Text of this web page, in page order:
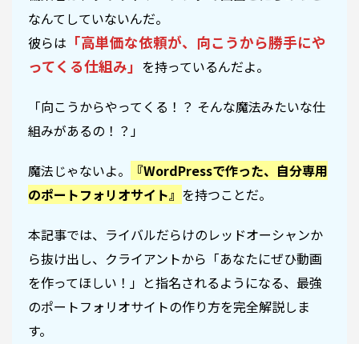
なんてしていないんだ。
彼らは 「高単価な依頼が、向こうから勝手にや
ってくる仕組み」 を持っているんだよ。
「向こうからやってくる！？ そんな魔法みたいな仕
組みがあるの！？」
魔法じゃないよ。
『WordPressで作った、自分専用
のポートフォリオサイト』 を持つことだ。
本記事では、ライバルだらけのレッドオーシャンか
ら抜け出し、クライアントから「あなたにぜひ動画
を作ってほしい！」と指名されるようになる、最強
のポートフォリオサイトの作り方を完全解説しま
す。